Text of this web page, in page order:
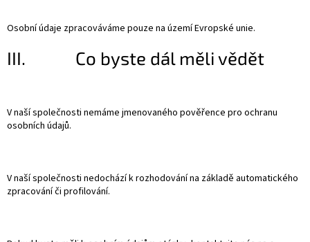
Osobní údaje zpracováváme pouze na území Evropské unie.
III. Co byste dál měli vědět
V naší společnosti nemáme jmenovaného pověřence pro ochranu
osobních údajů.
V naší společnosti nedochází k rozhodování na základě automatického
zpracování či profilování.